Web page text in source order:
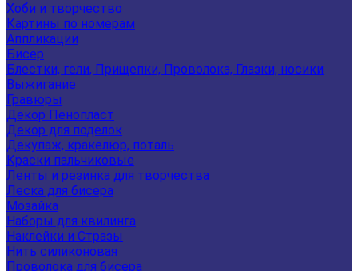
Хоби и творчество
Картины по номерам
Аппликации
Бисер
Блестки, гели, Прищепки, Проволока, Глазки, носики
Выжигание
Гравюры
Декор Пенопласт
Декор для поделок
Декупаж, кракелюр, поталь
Краски пальчиковые
Ленты и резинка для творчества
Леска для бисера
Мозайка
Наборы для квилинга
Наклейки и Стразы
Нить силиконовая
Проволока для бисера